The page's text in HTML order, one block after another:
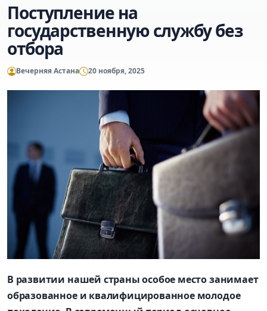
Поступление на
государственную службу без
отбора
Вечерняя Астана 20 ноября, 2025
В развитии нашей страны особое место занимает
образованное и квалифицированное молодое